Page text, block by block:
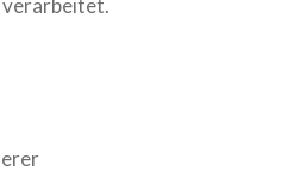
verarbeitet.